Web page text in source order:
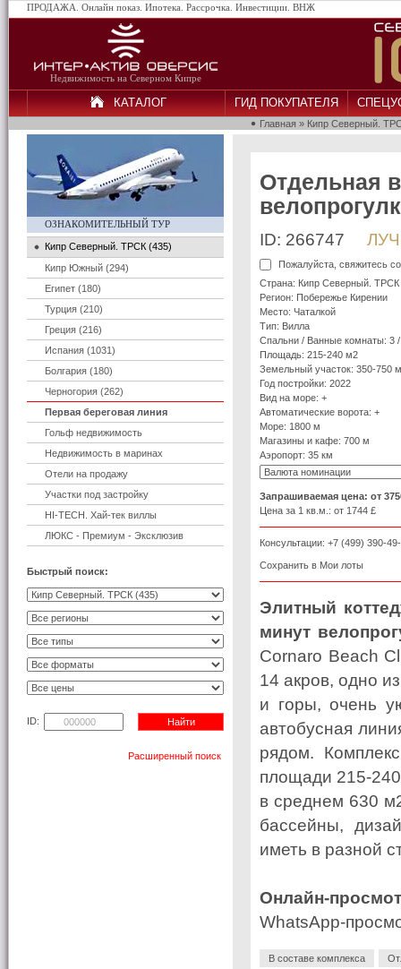
Недвижимость на Северном Кипре
ПРОДАЖА. Онлайн показ. Ипотека. Рассрочка. Инвестиции. ВНЖ
КАТАЛОГ ГИД ПОКУПАТЕЛЯ
Главная » Кипр Северный.
Отдельная
ID: 266747
Пожалуйста, свяжитесь
Страна: Кипр Северный. ТРСК
Регион: Побережье Кирении
Место: Чаталкой
Тип: Вилла
Спальни / Ванные комнаты: 3
Площадь: 215-240 м2
Земельный участок: 350-750
Год постройки: 2022
Вид на море: +
Автоматические ворота: +
Море: 1800 м
Магазины и кафе: 700 м
Аэропорт: 35 км
Запрашиваемая цена: от
Цена за 1 кв.м.: от 1744 £
Консультации: +7 (499) 390-
Сохранить в Мои лоты
Элитный
минут
Cornaro Beach
14 акров, одно
и горы, очень
автобусная
рядом.
площади 215-
в среднем 630
бассейны,
иметь в разной
Онлайн-
WhatsApp-
В составе комплекса
ОЗНАКОМИТЕЛЬНЫЙ ТУР
Кипр Северный. ТРСК (435)
Кипр Южный (294)
Египет (180)
Турция (210)
Греция (216)
Испания (1031)
Болгария (180)
Черногория (262)
Первая береговая линия
Гольф недвижимость
Недвижимость в маринах
Отели на продажу
Участки под застройку
HI-TECH. Хай-тек виллы
ЛЮКС - Премиум - Эксклюзив
Быстрый поиск:
ID:
Расширенный поиск